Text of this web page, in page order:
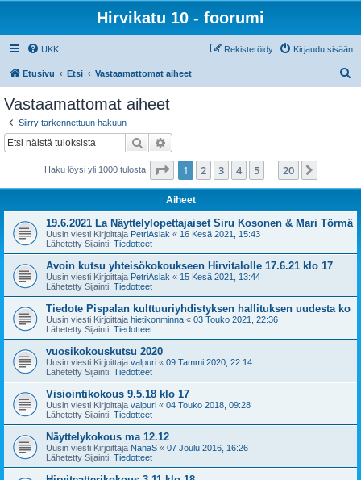
Hirvikatu 10 - foorumi
UKK Kirjaudu sisään
Rekisteröidy
Etusivu Etsi Vastaamattomat aiheet
Vastaamattomat aiheet
Siirry tarkennettuun hakuun
Etsi
Haku löysi yli 1000 tulosta Sivu /20
1 2 3 4 5 20
Aiheet
19.6.2021 La Näyttelylopettajaiset Siru Kosonen & Mari Törmä
Uusin viesti Kirjoittaja PetriAslak « 16 Kesä 2021, 15:43
Lähetetty Sijainti: Tiedotteet
Avoin kutsu yhteisökokoukseen Hirvitalolle 17.6.21 klo 17
Uusin viesti Kirjoittaja PetriAslak « 15 Kesä 2021, 13:44
Lähetetty Sijainti: Tiedotteet
Tiedote Pispalan kulttuuriyhdistyksen hallituksen uudesta ko
Uusin viesti Kirjoittaja hietikonminna « 03 Touko 2021, 22:36
Lähetetty Sijainti: Tiedotteet
vuosikokouskutsu 2020
Uusin viesti Kirjoittaja valpuri « 09 Tammi 2020, 22:14
Lähetetty Sijainti: Tiedotteet
Visiointikokous 9.5.18 klo 17
Uusin viesti Kirjoittaja valpuri « 04 Touko 2018, 09:28
Lähetetty Sijainti: Tiedotteet
Näyttelykokous ma 12.12
Uusin viesti Kirjoittaja NanaS « 07 Joulu 2016, 16:26
Lähetetty Sijainti: Tiedotteet